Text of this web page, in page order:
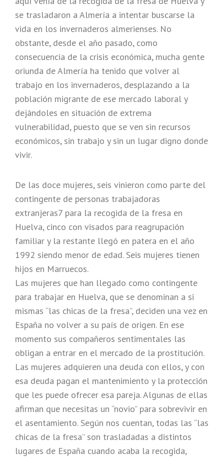
se trasladaron a Almería a intentar buscarse la
vida en los invernaderos almerienses. No
obstante, desde el año pasado, como
consecuencia de la crisis económica, mucha gente
oriunda de Almería ha tenido que volver al
trabajo en los invernaderos, desplazando a la
población migrante de ese mercado laboral y
dejándoles en situación de extrema
vulnerabilidad, puesto que se ven sin recursos
económicos, sin trabajo y sin un lugar digno donde
vivir.
De las doce mujeres, seis vinieron como parte del
contingente de personas trabajadoras
extranjeras7 para la recogida de la fresa en
Huelva, cinco con visados para reagrupación
familiar y la restante llegó en patera en el año
1992 siendo menor de edad. Seis mujeres tienen
hijos en Marruecos.
Las mujeres que han llegado como contingente
para trabajar en Huelva, que se denominan a si
mismas “las chicas de la fresa”, deciden una vez en
España no volver a su país de origen. En ese
momento sus compañeros sentimentales las
obligan a entrar en el mercado de la prostitución.
Las mujeres adquieren una deuda con ellos, y con
esa deuda pagan el mantenimiento y la protección
que les puede ofrecer esa pareja. Algunas de ellas
afirman que necesitas un “novio” para sobrevivir en
el asentamiento. Según nos cuentan, todas las “las
chicas de la fresa” son trasladadas a distintos
lugares de España cuando acaba la recogida,